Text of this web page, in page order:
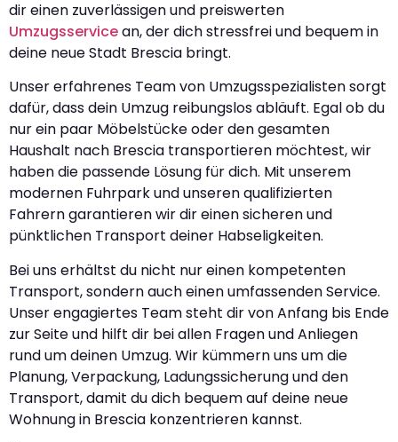
dir einen zuverlässigen und preiswerten
Umzugsservicean, der dich stressfrei und bequem in
deine neue Stadt Brescia bringt.
Unser erfahrenes Team von Umzugsspezialisten sorgt
dafür, dass dein Umzug reibungslos abläuft. Egal ob du
nur ein paar Möbelstücke oder den gesamten
Haushalt nach Brescia transportieren möchtest, wir
haben die passende Lösung für dich. Mit unserem
modernen Fuhrpark und unseren qualifizierten
Fahrern garantieren wir dir einen sicheren und
pünktlichen Transport deiner Habseligkeiten.
Bei uns erhältst du nicht nur einen kompetenten
Transport, sondern auch einen umfassenden Service.
Unser engagiertes Team steht dir von Anfang bis Ende
zur Seite und hilft dir bei allen Fragen und Anliegen
rund um deinen Umzug. Wir kümmern uns um die
Planung, Verpackung, Ladungssicherung und den
Transport, damit du dich bequem auf deine neue
Wohnung in Brescia konzentrieren kannst.